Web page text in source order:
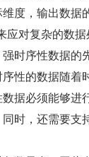
度，输出数据
对复杂的数据
时序性数据的
性的数据随着
据必须能够进
时，还需要支